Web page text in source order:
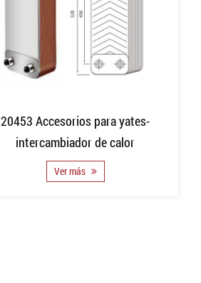
20453 Accesorios para yates-
intercambiador de calor
Ver más